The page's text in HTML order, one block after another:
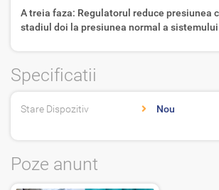
A treia faza: Regulatorul reduce presiunea
stadiul doi la presiunea normal a
Specificatii
Stare Dispozitiv Nou
Poze anunt